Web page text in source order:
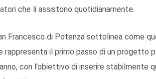
che li assistono quotidianamente.
Francesco di Potenza sottolinea come
rappresenta il primo passo di un progetto
con l’obiettivo di inserire stabilmente